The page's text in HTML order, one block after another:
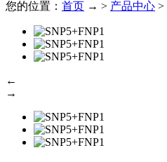
您的位置： 首页 → > 产品中心 >
←
→